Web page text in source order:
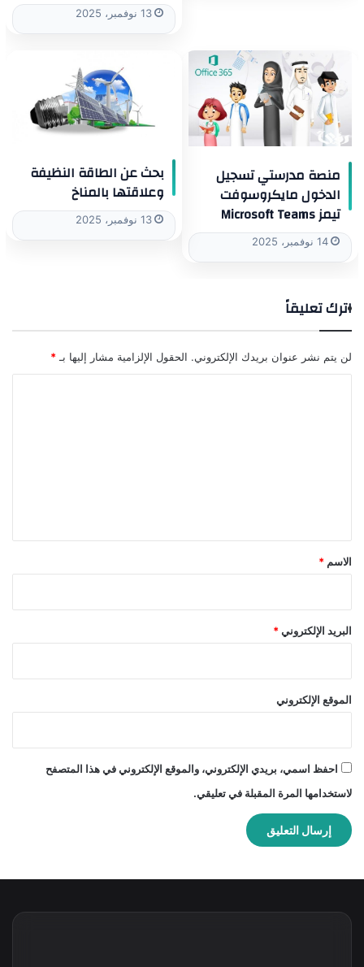
13 نوفمبر، 2025
منصة مدرستي تسجيل
الدخول مايكروسوفت
تيمز Microsoft Teams
14 نوفمبر، 2025
بحث عن الطاقة النظيفة
وعلاقتها بالمناخ
13 نوفمبر، 2025
اترك تعليقاً
لن يتم نشر عنوان بريدك الإلكتروني. الحقول الإلزامية مشار إليها بـ *
*
الاسم *
البريد الإلكتروني *
الموقع الإلكتروني
احفظ اسمي، بريدي الإلكتروني، والموقع الإلكتروني في هذا المتصفح
لاستخدامها المرة المقبلة في تعليقي.